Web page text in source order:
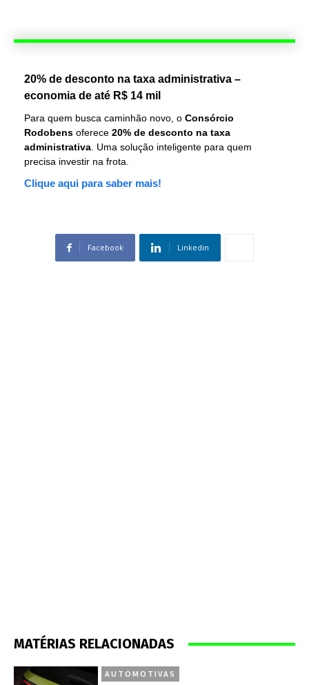
20% de desconto na taxa administrativa –
economia de até R$ 14 mil
Para quem busca caminhão novo, o Consórcio
Rodobens oferece 20% de desconto na taxa
administrativa . Uma solução inteligente para quem
precisa investir na frota.
Clique aqui para saber mais!
Facebook Linkedin
MATÉRIAS RELACIONADAS
AUTOMOTIVAS